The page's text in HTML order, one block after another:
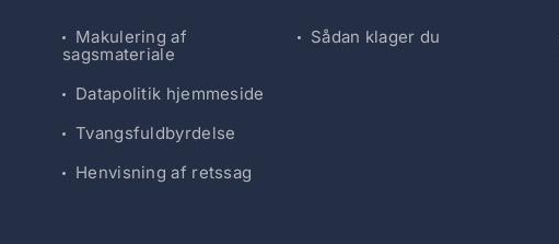
Makulering af
sagsmateriale
Datapolitik hjemmeside
Tvangsfuldbyrdelse
Henvisning af retssag
Sådan klager du